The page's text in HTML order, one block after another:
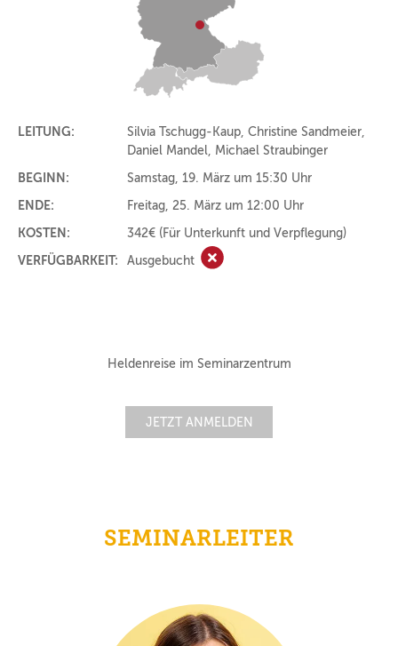
LEITUNG:
Silvia Tschugg-Kaup, Christine Sandmeier,
Daniel Mandel, Michael Straubinger
BEGINN:
Samstag, 19. März um 15:30 Uhr
ENDE:
Freitag, 25. März um 12:00 Uhr
KOSTEN:
342€ (Für Unterkunft und Verpflegung)
VERFÜGBARKEIT:
Ausgebucht Ausgebucht
Heldenreise im Seminarzentrum
JETZT ANMELDEN
SEMINARLEITER